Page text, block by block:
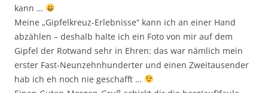
kann …
Meine „Gipfelkreuz-Erlebnisse“ kann ich an einer Hand
abzählen – deshalb halte ich ein Foto von mir auf dem
Gipfel der Rotwand sehr in Ehren: das war nämlich mein
erster Fast-Neunzehnhunderter und einen Zweitausender
hab ich eh noch nie geschafft …